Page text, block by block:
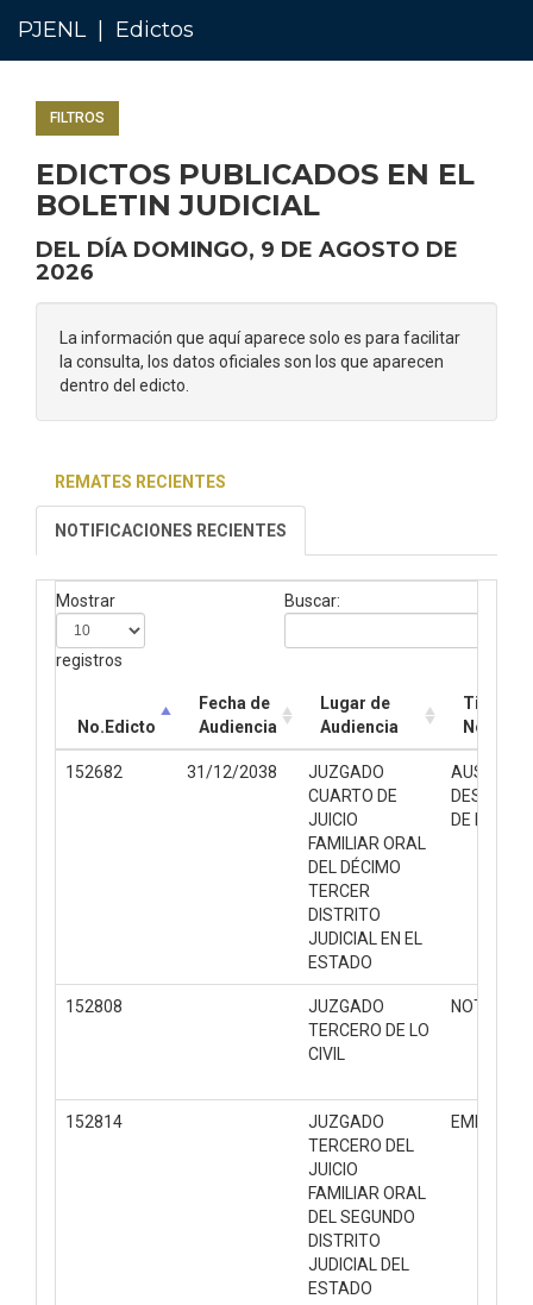
PJENL | Edictos
Agosto
Dom Lun Mar
26 27 28 29 30 31
1
2
3 4 5 6 7 8
16
17 18 19 20 21
22
FILTRAR POR REMATE
VER TODOS
FILTROS
EDICTOS PUBLICADOS EN EL
BOLETIN JUDICIAL
DEL DÍA DOMINGO, 9 DE AGOSTO DE
2026
La información que aquí aparece solo es para facilitar
la consulta, los datos oficiales son los que aparecen
dentro del edicto.
REMATES RECIENTES
NOTIFICACIONES RECIENTES
Mostrar
registros
Buscar:
No.Edicto
Fecha de
Audiencia
Lugar de
Audiencia
Tipo de
152682 31/12/2038
JUZGADO
CUARTO DE
JUICIO
FAMILIAR ORAL
DEL DÉCIMO
TERCER
DISTRITO
JUDICIAL EN EL
ESTADO
DE
152808
JUZGADO
TERCERO DE LO
CIVIL
152814
JUZGADO
TERCERO DEL
JUICIO
FAMILIAR ORAL
DEL SEGUNDO
DISTRITO
JUDICIAL DEL
ESTADO